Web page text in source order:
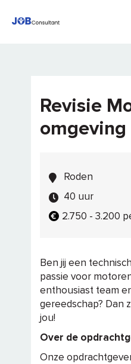
Revisie
omgeving
Roden
40 uur
2.750 - 3.200
Ben jij een
passie voor
enthousiast team
gereedschap? Dan
jou!
Over de
Onze